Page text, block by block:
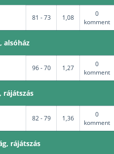
81 - 73 1,08
0
komment
alsóház
96 - 70 1,27
0
komment
rájátszás
82 - 79 1,36
0
komment
rájátszás